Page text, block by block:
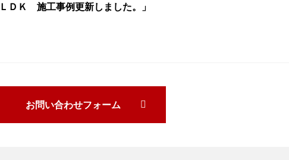
ＤＫ 施工事例更新しました。」
お問い合わせフォーム